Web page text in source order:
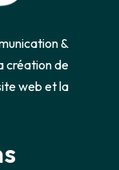
&
création de
web et la